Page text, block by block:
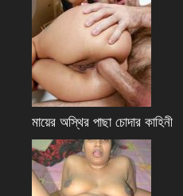
মায়ের অস্থির পাছা চোদার কাহিনী